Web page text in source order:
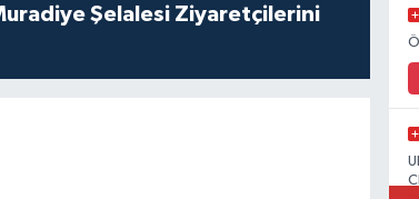
Şelalesi Ziyaretçilerini